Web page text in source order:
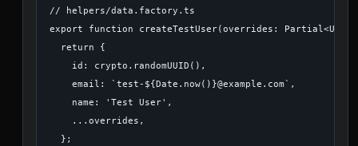
// helpers/data.factory.ts
export function createTestUser(overrides:
  return {
    id: crypto.randomUUID(),
    email: `test-${Date.now()}@example.com`,
    name: 'Test User',
    ...overrides,
  };